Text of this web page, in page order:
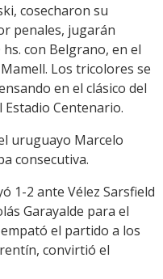
cosecharon su
penales, jugarán
con Belgrano, en el
Los tricolores se
en el clásico del
Estadio Centenario.
uruguayo Marcelo
consecutiva.
1-2 ante Vélez Sarsfield
Garayalde para el
el partido a los
convirtió el